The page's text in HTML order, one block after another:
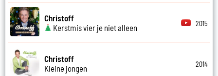
Christoff
Kerstmis vier je niet alleen
2015
Christoff
Kleine jongen
2014